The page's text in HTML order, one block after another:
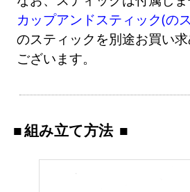
カップアンドスティック(の
のスティックを別途お買い
ございます。
組み立て方法